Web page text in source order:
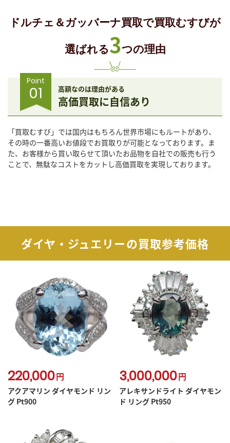
ドルチェ＆ガッバーナ買取で買取むすびが
選ばれる3つの理由
Point
01 高額なのは理由がある
高価買取に自信あり
「買取むすび」では国内はもちろん世界市場にもルートがあり、
その時の一番高いお値段でお買取りが可能となっております。ま
た、お客様から買い取らせて頂いたお品物を自社での販売も行う
ことで、無駄なコストをカットし高価買取を実現しております。
ダイヤ・ジュエリーの買取参考価格
220,000円
アクアマリン ダイヤモンド リン
グ Pt900
3,000,000円
アレキサンドライト ダイヤモン
ド リング Pt950